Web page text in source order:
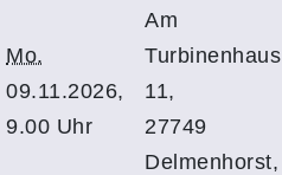
Mo.
09.11.2026,
9.00 Uhr
Am
Turbinenhaus
11,
27749
Delmenhorst,